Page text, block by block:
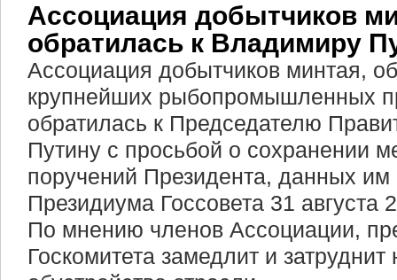
Ассоциация добытчиков
обратилась к Владимиру
Ассоциация добытчиков минтая,
крупнейших рыбопромышленных
обратилась к Председателю
Путину с просьбой о сохранении
поручений Президента, данных им
Президиума Госсовета 31 августа
По мнению членов Ассоциации,
Госкомитета замедлит и